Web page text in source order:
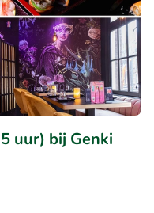
uur) bij Genki